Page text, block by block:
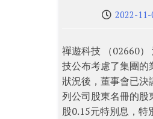
2022-11-
禪遊科技 （02660
技公布考慮了集團
狀況後，董事會已決
列公司股東名冊的股
股0.15元特別息，特